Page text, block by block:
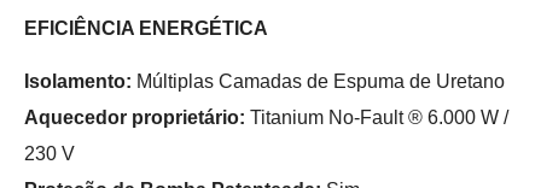
EFICIÊNCIA ENERGÉTICA
Isolamento: Múltiplas Camadas de Espuma de Uretano
Aquecedor proprietário: Titanium No-Fault ® 6.000 W /
230 V